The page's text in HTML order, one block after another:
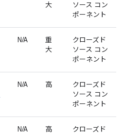
大
ソース コン
ポーネント
N/A
重
大
クローズド
ソース コン
ポーネント
N/A 高
クローズド
ソース コン
ポーネント
N/A 高
クローズド